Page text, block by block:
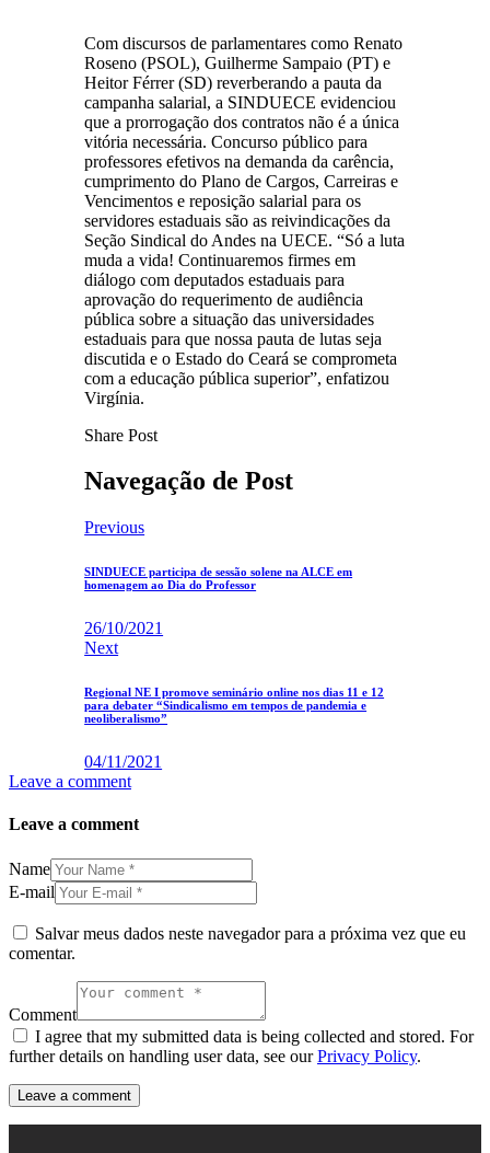
Com discursos de parlamentares como Renato
Roseno (PSOL), Guilherme Sampaio (PT) e
Heitor Férrer (SD) reverberando a pauta da
campanha salarial, a SINDUECE evidenciou
que a prorrogação dos contratos não é a única
vitória necessária. Concurso público para
professores efetivos na demanda da carência,
cumprimento do Plano de Cargos, Carreiras e
Vencimentos e reposição salarial para os
servidores estaduais são as reivindicações da
Seção Sindical do Andes na UECE. “Só a luta
muda a vida! Continuaremos firmes em
diálogo com deputados estaduais para
aprovação do requerimento de audiência
pública sobre a situação das universidades
estaduais para que nossa pauta de lutas seja
discutida e o Estado do Ceará se comprometa
com a educação pública superior”, enfatizou
Virgínia.
Share Post
Navegação de Post
Previous
SINDUECE participa de sessão solene na ALCE em
homenagem ao Dia do Professor
26/10/2021
Next
Regional NE I promove seminário online nos dias 11 e 12
para debater “Sindicalismo em tempos de pandemia e
neoliberalismo”
04/11/2021
Leave a comment
Leave a comment
Name
E-mail
Salvar meus dados neste navegador para a próxima vez que eu
comentar.
Comment
I agree that my submitted data is being collected and stored. For
further details on handling user data, see ourPrivacy Policy.